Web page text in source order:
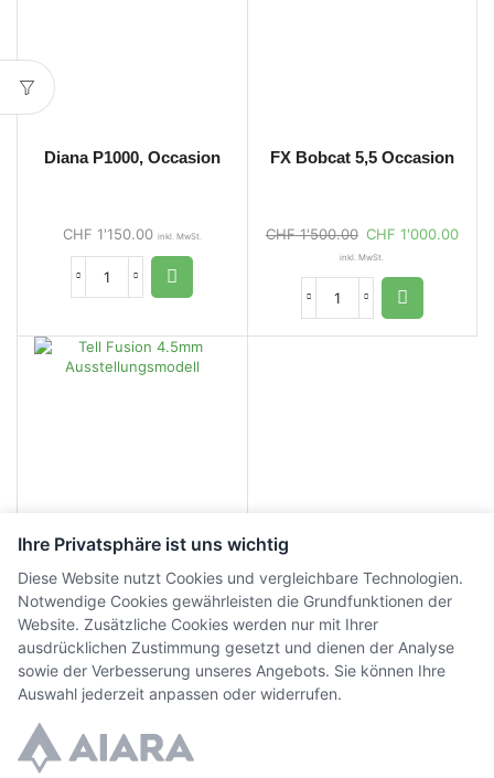
Diana P1000, Occasion
CHF 1'150.00 inkl. MwSt.
FX Bobcat 5,5 Occasion
CHF1'500.00 CHF 1'000.00
inkl. MwSt.
Tell Fusion 4.5mm
Ausstellungsmodell
CHF 410.00
Ihre Privatsphäre ist uns wichtig
Diese Website nutzt Cookies und vergleichbare Technologien.
Notwendige Cookies gewährleisten die Grundfunktionen der
Website. Zusätzliche Cookies werden nur mit Ihrer
ausdrücklichen Zustimmung gesetzt und dienen der Analyse
sowie der Verbesserung unseres Angebots. Sie können Ihre
Auswahl jederzeit anpassen oder widerrufen.